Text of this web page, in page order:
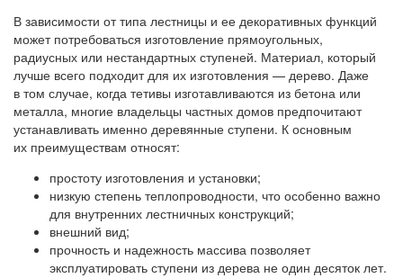
В зависимости от типа лестницы и ее декоративных функций
может потребоваться изготовление прямоугольных,
радиусных или нестандартных ступеней. Материал, который
лучше всего подходит для их изготовления — дерево. Даже
в том случае, когда тетивы изготавливаются из бетона или
металла, многие владельцы частных домов предпочитают
устанавливать именно деревянные ступени. К основным
их преимуществам относят:
простоту изготовления и установки;
низкую степень теплопроводности, что особенно важно
для внутренних лестничных конструкций;
внешний вид;
прочность и надежность массива позволяет
эксплуатировать ступени из дерева не один десяток лет.